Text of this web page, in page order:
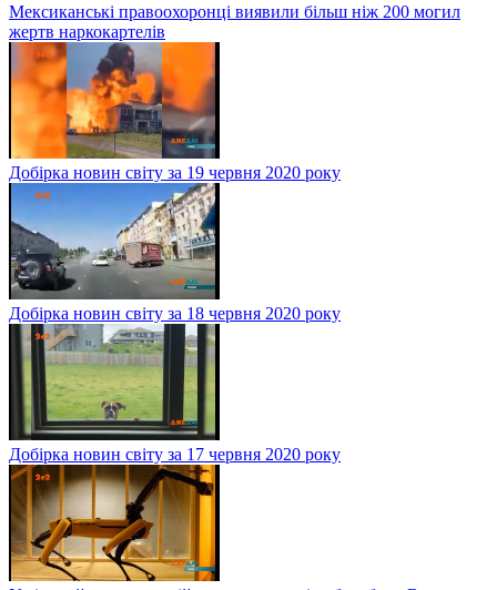
Мексиканські правоохоронці виявили більш ніж 200 могил
жертв наркокартелів
Добірка новин світу за 19 червня 2020 року
Добірка новин світу за 18 червня 2020 року
Добірка новин світу за 17 червня 2020 року